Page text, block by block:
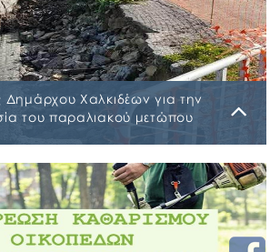
Χαλκιδέων για την
του παραλιακού μετώπου
δρομολόγησης και κατασκευής
έργων, για την αντιμετώπιση των
στο παραλιακό μέτωπο της
με σχετική επιστολή που